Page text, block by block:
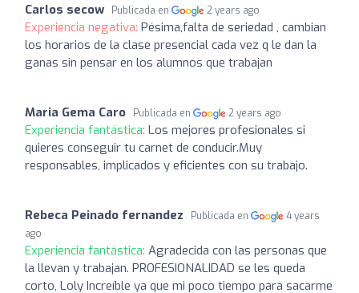
Carlos secow Publicada en 2 years ago
Experiencia negativa: Pésima,falta de seriedad , cambian
los horarios de la clase presencial cada vez q le dan la
ganas sin pensar en los alumnos que trabajan
Maria Gema Caro Publicada en 2 years ago
Experiencia fantástica: Los mejores profesionales si
quieres conseguir tu carnet de conducir.Muy
responsables, implicados y eficientes con su trabajo.
Rebeca Peinado fernandez Publicada en
4 years
ago
Experiencia fantástica: Agradecida con las personas que
la llevan y trabajan. PROFESIONALIDAD se les queda
corto, Loly Increíble ya que mi poco tiempo para sacarme